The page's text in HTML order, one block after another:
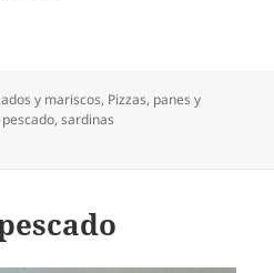
y mariscos, Pizzas, panes y
pescado,sardinas
de sardinas